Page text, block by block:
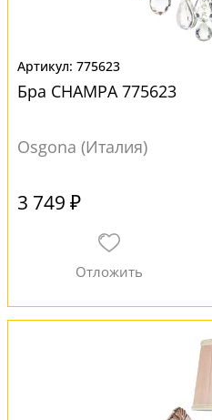
775623
Бра CHAMPA 775623
Osgona (Италия)
3 749 ₽